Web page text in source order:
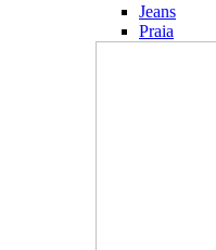
Jeans
Praia